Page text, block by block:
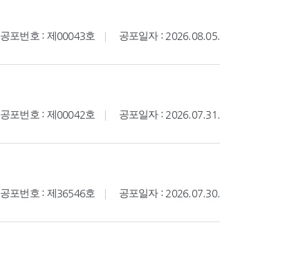
공포번호 : 제00043호 공포일자 : 2026.08.05.
공포번호 : 제00042호 공포일자 : 2026.07.31.
공포번호 : 제36546호 공포일자 : 2026.07.30.